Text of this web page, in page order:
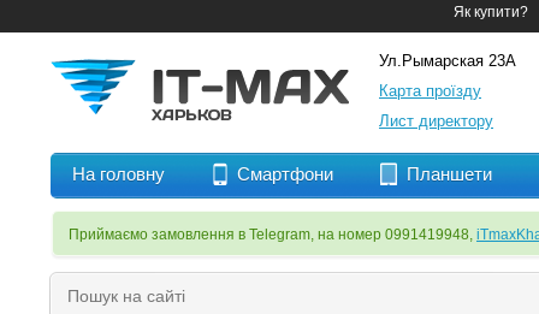
Як купити?
Ул.Рымарская 23А
Карта проїзду
Лист директору
На головну Смартфони Планшети
Приймаємо замовлення в Telegram, на номер 0991419948,